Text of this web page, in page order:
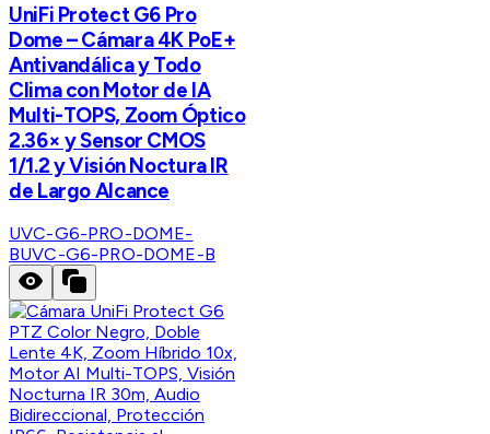
UniFi Protect G6 Pro
Dome – Cámara 4K PoE+
Antivandálica y Todo
Clima con Motor de IA
Multi-TOPS, Zoom Óptico
2.36× y Sensor CMOS
1/1.2 y Visión Noctura IR
de Largo Alcance
UVC-G6-PRO-DOME-
BUVC-G6-PRO-DOME-B